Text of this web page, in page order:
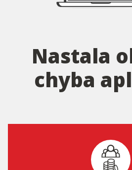
Nastala
chyba